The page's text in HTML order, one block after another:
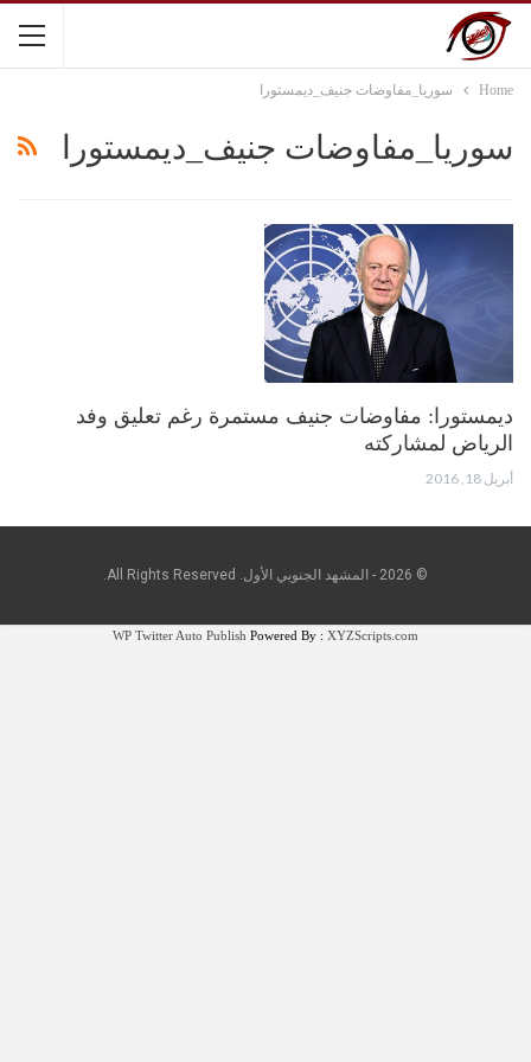
Home سوريا_مفاوضات جنيف_ديمستورا
سوريا_مفاوضات جنيف_ديمستورا
ديمستورا: مفاوضات جنيف مستمرة رغم تعليق وفد
الرياض لمشاركته
أبريل 18, 2016
© 2026 - المشهد الجنوبي الأول. All Rights Reserved.
WP Twitter Auto Publish Powered By : XYZScripts.com